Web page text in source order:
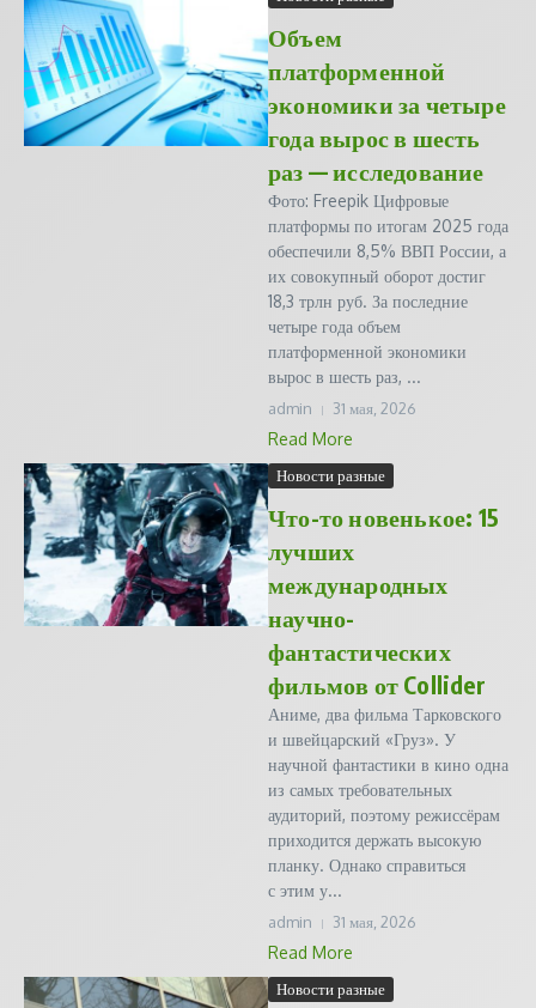
Объем
платформенной
экономики за четыре
года вырос в шесть
раз — исследование
Фото: Freepik Цифровые
платформы по итогам 2025 года
обеспечили 8,5% ВВП России, а
их совокупный оборот достиг
18,3 трлн руб. За последние
четыре года объем
платформенной экономики
вырос в шесть раз, ...
admin 31 мая, 2026
Read More
Новости разные
Что-то новенькое: 15
лучших
международных
научно-
фантастических
фильмов от Collider
Аниме, два фильма Тарковского
и швейцарский «Груз». У
научной фантастики в кино одна
из самых требовательных
аудиторий, поэтому режиссёрам
приходится держать высокую
планку. Однако справиться
с этим у...
admin 31 мая, 2026
Read More
Новости разные